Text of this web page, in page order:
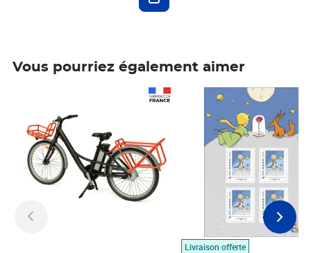
Vous pourriez également aimer
Livraison offerte
Prix 7,50€